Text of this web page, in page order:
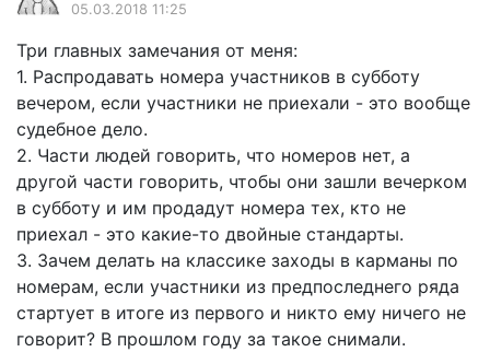
05.03.2018 11:25
Три главных замечания от меня:
1. Распродавать номера участников в субботу
вечером, если участники не приехали - это вообще
судебное дело.
2. Части людей говорить, что номеров нет, а
другой части говорить, чтобы они зашли вечерком
в субботу и им продадут номера тех, кто не
приехал - это какие-то двойные стандарты.
3. Зачем делать на классике заходы в карманы по
номерам, если участники из предпоследнего ряда
стартует в итоге из первого и никто ему ничего не
говорит? В прошлом году за такое снимали.